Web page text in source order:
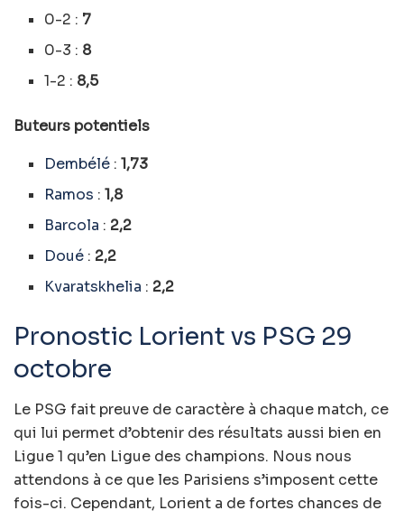
0-2 : 7
0-3 : 8
1-2 : 8,5
Buteurs potentiels
Dembélé :1,73
Ramos :1,8
Barcola : 2,2
Doué : 2,2
Kvaratskhelia : 2,2
Pronostic Lorient vs PSG 29
octobre
Le PSG fait preuve de caractère à chaque match, ce
qui lui permet d’obtenir des résultats aussi bien en
Ligue 1 qu’en Ligue des champions. Nous nous
attendons à ce que les Parisiens s’imposent cette
fois-ci. Cependant, Lorient a de fortes chances de